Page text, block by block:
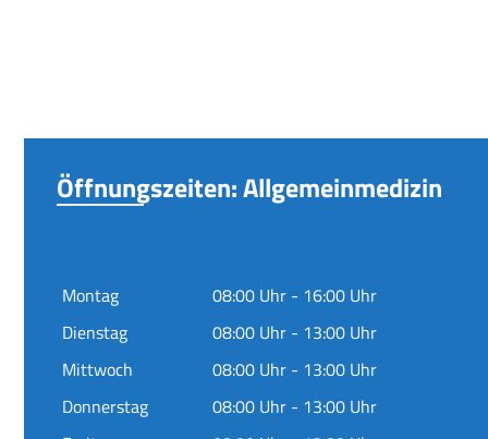
Öffnungszeiten: Allgemeinmedizin
Montag
08:00 Uhr - 16:00 Uhr
Dienstag
08:00 Uhr - 13:00 Uhr
Mittwoch
08:00 Uhr - 13:00 Uhr
Donnerstag
08:00 Uhr - 13:00 Uhr